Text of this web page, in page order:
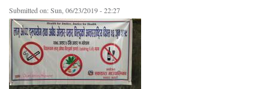
Submitted on:Sun, 06/23/2019 - 22:27